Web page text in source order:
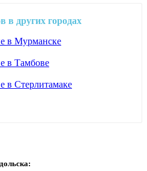
в других городах
в Мурманске
в Тамбове
в Стерлитамаке